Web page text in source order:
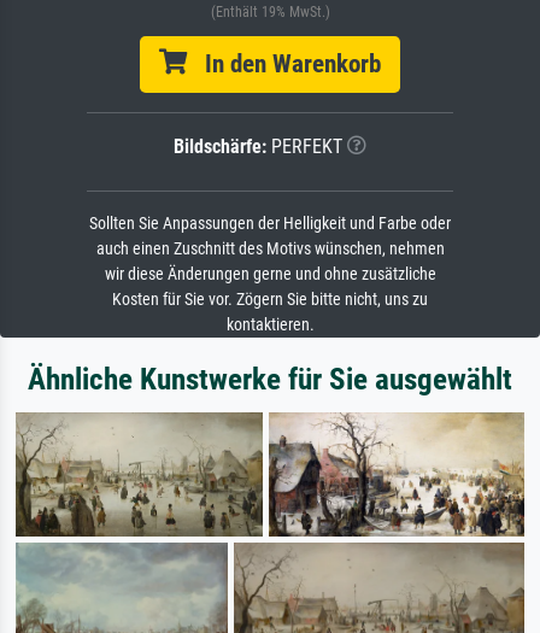
(Enthält 19% MwSt.)
In den Warenkorb
Bildschärfe: PERFEKT
Sollten Sie Anpassungen der Helligkeit und Farbe oder
auch einen Zuschnitt des Motivs wünschen, nehmen
wir diese Änderungen gerne und ohne zusätzliche
Kosten für Sie vor. Zögern Sie bitte nicht, uns zu
kontaktieren.
Ähnliche Kunstwerke für Sie ausgewählt